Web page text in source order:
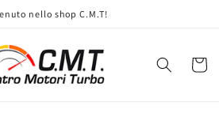
nello shop C.M.T!
Panier